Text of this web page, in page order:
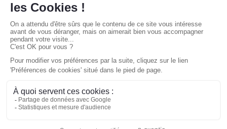
Besoin d'aide ?
Conditions générales
Gestion des cookies